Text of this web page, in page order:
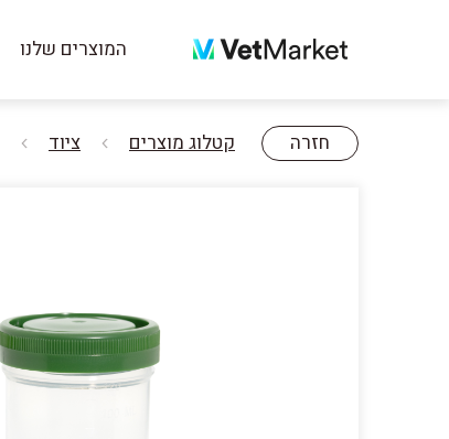
המוצרים שלנו
חזרה קטלוג מוצרים ציוד